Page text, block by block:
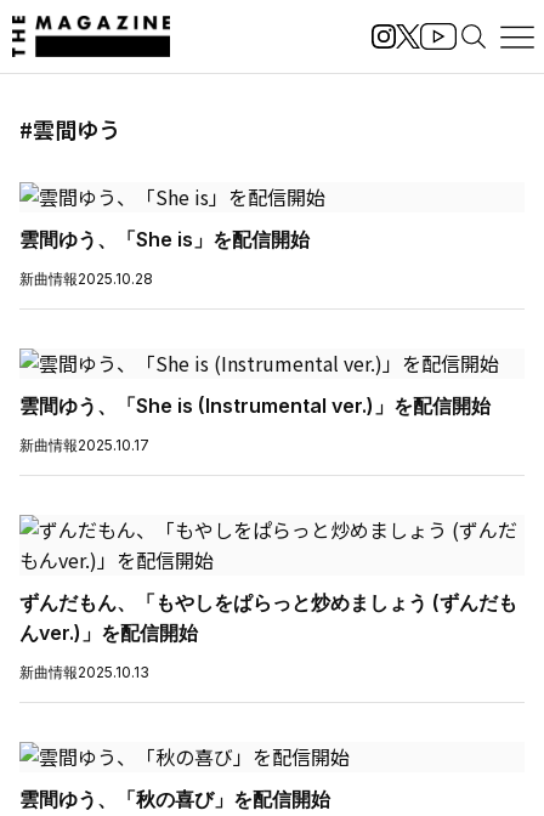
#雲間ゆう
雲間ゆう、「She is」を配信開始
新曲情報2025.10.28
雲間ゆう、「She is (Instrumental ver.)」を配信開始
新曲情報2025.10.17
ずんだもん、「もやしをぱらっと炒めましょう (ずんだも
んver.)」を配信開始
新曲情報2025.10.13
雲間ゆう、「秋の喜び」を配信開始